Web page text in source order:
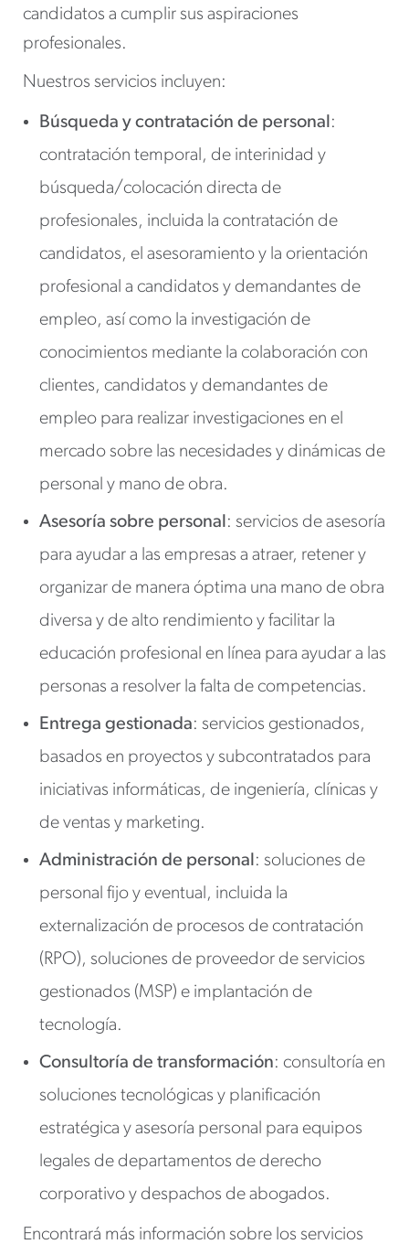
candidatos a cumplir sus aspiraciones
profesionales.
Nuestros servicios incluyen:
Búsqueda y contratación de personal:
contratación temporal, de interinidad y
búsqueda/colocación directa de
profesionales, incluida la contratación de
candidatos, el asesoramiento y la orientación
profesional a candidatos y demandantes de
empleo, así como la investigación de
conocimientos mediante la colaboración con
clientes, candidatos y demandantes de
empleo para realizar investigaciones en el
mercado sobre las necesidades y dinámicas de
personal y mano de obra.
Asesoría sobre personal: servicios de asesoría
para ayudar a las empresas a atraer, retener y
organizar de manera óptima una mano de obra
diversa y de alto rendimiento y facilitar la
educación profesional en línea para ayudar a las
personas a resolver la falta de competencias.
Entrega gestionada: servicios gestionados,
basados en proyectos y subcontratados para
iniciativas informáticas, de ingeniería, clínicas y
de ventas y marketing.
Administración de personal: soluciones de
personal fijo y eventual, incluida la
externalización de procesos de contratación
(RPO), soluciones de proveedor de servicios
gestionados (MSP) e implantación de
tecnología.
Consultoría de transformación: consultoría en
soluciones tecnológicas y planificación
estratégica y asesoría personal para equipos
legales de departamentos de derecho
corporativo y despachos de abogados.
Encontrará más información sobre los servicios